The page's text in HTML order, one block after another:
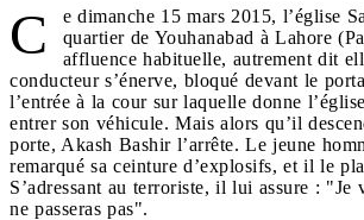
C
e dimanche 15 mars 2015, l’église
quartier de Youhanabad à Lahore
affluence habituelle, autrement dit
conducteur s’énerve, bloqué devant le
l’entrée à la cour sur laquelle donne
entrer son véhicule. Mais alors qu’il
porte, Akash Bashir l’arrête. Le jeune
remarqué sa ceinture d’explosifs, et il le
S’adressant au terroriste, il lui assure : "Je
ne passeras pas".